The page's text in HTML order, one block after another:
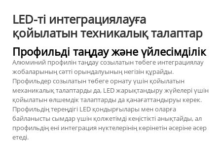
LED-ті интеграциялауға
қойылатын техникалық талаптар
Профильді таңдау және үйлесімділік
Алюминий профилін таңдау созылатын төбеге интеграциялау
жобаларының сәтті орындалуының негізін құрайды.
Профильдер созылатын төбеге орнату үшін қойылатын
механикалық талаптарды да, LED жарықтандыру жүйелері үшін
қойылатын өлшемдік талаптарды да қанағаттандыруы керек.
Профильдің тереңдігі LED қондырғылары мен оларға
байланысты сымдар үшін қолжетімді кеңістікті анықтайды, ал
профильдің ені интеграция нүктелерінің көрінетін әсеріне әсер
етеді.